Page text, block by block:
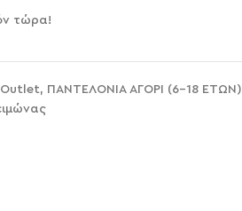
τώρα!
Outlet, ΠΑΝΤΕΛΟΝΙΑ ΑΓΟΡΙ (6-18 ΕΤΩΝ)